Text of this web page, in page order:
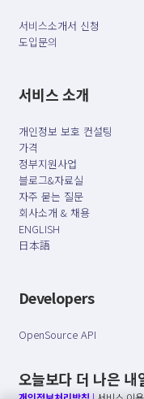
서비스소개서 신청
도입문의
서비스 소개
개인정보 보호 컨설팅
가격
정부지원사업
블로그&자료실
자주 묻는 질문
회사소개 & 채용
ENGLISH
日本語
Developers
OpenSource API
오늘보다 더 나은 내